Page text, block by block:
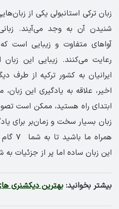
زبان ترکی استانبولی یکی از
شنیدن آن به وجد می‌آیند.
آواهای متفاوت و زیبایی است
رعایت می‌کنند. زیبایی این
ایرانیان به کشور ترکیه از طرف
اخیر، علاقه به یادگیری این
ابتدای راه هستید، ممکن است
‌زبان بسیار سخت و زمان‌بر برای
همراه
این زبان ساده اما پر از جزئیات به
بیشتر بخوانید: بهترین دیکشنری